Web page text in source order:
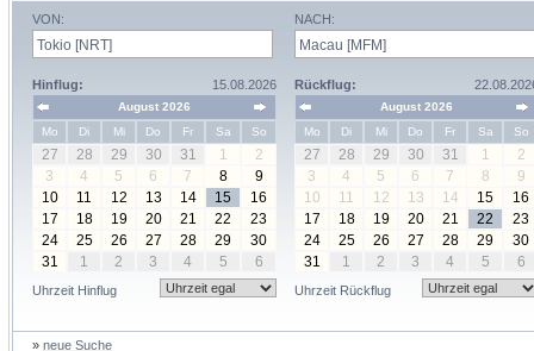
VON:
Hinflug: 15.08.2026
August 2026
Mo
Di Mi Do Fr Sa So
27 28 29 30 31 1
2
3
4 5 6 7 8
9
10
11 12 13 14 15
16
17
18 19 20 21 22
23
24
25 26 27 28 29
30
31
1 2 3 4 5 6
Uhrzeit Hinflug
NACH:
Rückflug:
August 2026
Mo
Di Mi Do Fr Sa So
27 28 29 30 31 1
2
3
4 5 6 7 8
9
10
11 12 13 14 15
16
17
18 19 20 21 22
23
24
25 26 27 28 29
30
31
1 2 3 4 5 6
Uhrzeit Rückflug
» neue Suche